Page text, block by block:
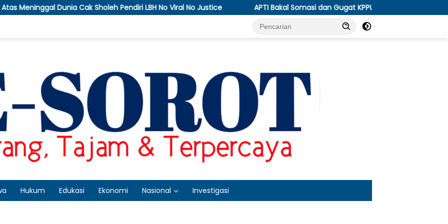
Pendiri LBH No Viral No Justice APTI Bakal Somasi dan Gugat KPPU, Soroti Anjloknya Harga Tembakau Pascapanen
Hukum Edukasi Ekonomi Nasional Investigasi